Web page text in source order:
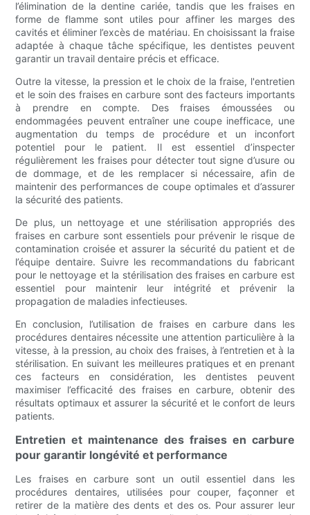
l’élimination de la dentine cariée, tandis que les fraises en
forme de flamme sont utiles pour affiner les marges des
cavités et éliminer l’excès de matériau. En choisissant la fraise
adaptée à chaque tâche spécifique, les dentistes peuvent
garantir un travail dentaire précis et efficace.
Outre la vitesse, la pression et le choix de la fraise, l'entretien
et le soin des fraises en carbure sont des facteurs importants
à prendre en compte. Des fraises émoussées ou
endommagées peuvent entraîner une coupe inefficace, une
augmentation du temps de procédure et un inconfort
potentiel pour le patient. Il est essentiel d’inspecter
régulièrement les fraises pour détecter tout signe d’usure ou
de dommage, et de les remplacer si nécessaire, afin de
maintenir des performances de coupe optimales et d’assurer
la sécurité des patients.
De plus, un nettoyage et une stérilisation appropriés des
fraises en carbure sont essentiels pour prévenir le risque de
contamination croisée et assurer la sécurité du patient et de
l’équipe dentaire. Suivre les recommandations du fabricant
pour le nettoyage et la stérilisation des fraises en carbure est
essentiel pour maintenir leur intégrité et prévenir la
propagation de maladies infectieuses.
En conclusion, l’utilisation de fraises en carbure dans les
procédures dentaires nécessite une attention particulière à la
vitesse, à la pression, au choix des fraises, à l’entretien et à la
stérilisation. En suivant les meilleures pratiques et en prenant
ces facteurs en considération, les dentistes peuvent
maximiser l’efficacité des fraises en carbure, obtenir des
résultats optimaux et assurer la sécurité et le confort de leurs
patients.
Entretien et maintenance des fraises en carbure
pour garantir longévité et performance
Les fraises en carbure sont un outil essentiel dans les
procédures dentaires, utilisées pour couper, façonner et
retirer de la matière des dents et des os. Pour assurer leur